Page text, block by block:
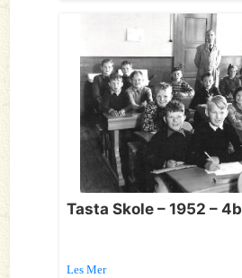
Tasta Skole – 1952 – 4b
Les Mer